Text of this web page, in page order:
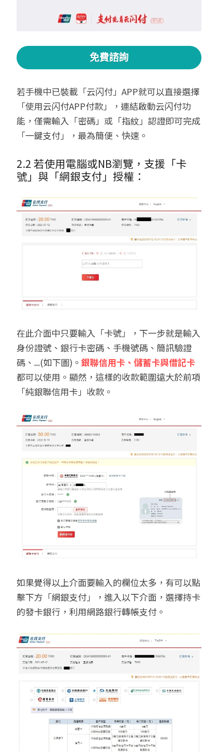
免費諮詢
若手機中已裝載「云闪付」APP就可以直接選擇
「使用云闪付APP付款」，連結啟動云闪付功
能，僅需輸入「密碼」或「指紋」認證即可完成
「一鍵支付」，最為簡便、快速。
2.2 若使用電腦或NB瀏覽，支援「卡
號」與「網銀支付」授權：
在此介面中只要輸入「卡號」，下一步就是輸入
身份證號、銀行卡密碼、手機號碼、簡訊驗證
碼、...(如下圖)。 銀聯信用卡、儲蓄卡與借記卡
都可以使用。顯然，這樣的收款範圍遠大於前項
「純銀聯信用卡」收款。
如果覺得以上介面要輸入的欄位太多，有可以點
擊下方「網銀支付」，進入以下介面，選擇持卡
的發卡銀行，利用網路銀行轉帳支付。